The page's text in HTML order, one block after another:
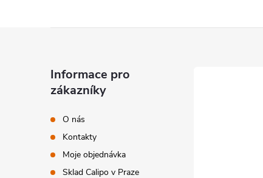
Informace pro
zákazníky
O nás
Kontakty
Moje objednávka
Sklad Calipo v Praze